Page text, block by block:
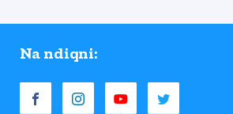
Na ndiqni: